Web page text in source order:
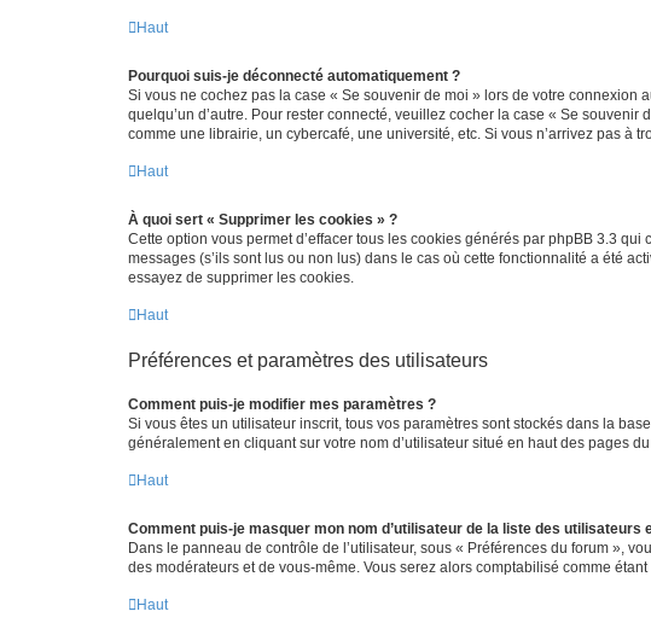
Haut
Pourquoi suis-je déconnecté automatiquement ?
Si vous ne cochez pas la case « Se souvenir de moi » lors de votre connexion
quelqu’un d’autre. Pour rester connecté, veuillez cocher la case « Se
comme une librairie, un cybercafé, une université, etc. Si vous n’arrivez pas à
Haut
À quoi sert « Supprimer les cookies » ?
Cette option vous permet d’effacer tous les cookies générés par phpBB 3.3
messages (s’ils sont lus ou non lus) dans le cas où cette fonctionnalité a été
essayez de supprimer les cookies.
Haut
Préférences et paramètres des utilisateurs
Comment puis-je modifier mes paramètres ?
Si vous êtes un utilisateur inscrit, tous vos paramètres sont stockés dans la
généralement en cliquant sur votre nom d’utilisateur situé en haut des pages
Haut
Comment puis-je masquer mon nom d’utilisateur de la liste des utilisateurs
Dans le panneau de contrôle de l’utilisateur, sous « Préférences du forum »,
des modérateurs et de vous-même. Vous serez alors comptabilisé comme
Haut